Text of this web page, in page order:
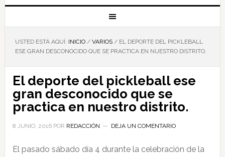
USTED ESTÁ AQUÍ: INICIO / VARIOS /EL DEPORTE DEL PICKLEBALL
ESE GRAN DESCONOCIDO QUE SE PRACTICA EN NUESTRO DISTRITO.
El deporte del pickleball ese
gran desconocido que se
practica en nuestro distrito.
8 JUNIO, 2016POR REDACCIÓN DEJA UN COMENTARIO
El pasado sábado día 4 durante la celebración de la